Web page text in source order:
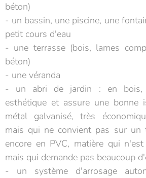
béton)
- un bassin, une piscine, une
petit cours d'eau
- une terrasse (bois, lames
béton)
- une véranda
- un abri de jardin : en bois,
esthétique et assure une bonne
métal galvanisé, très
mais qui ne convient pas sur un
encore en PVC, matière qui
mais qui demande pas beaucoup
- un système d'arrosage